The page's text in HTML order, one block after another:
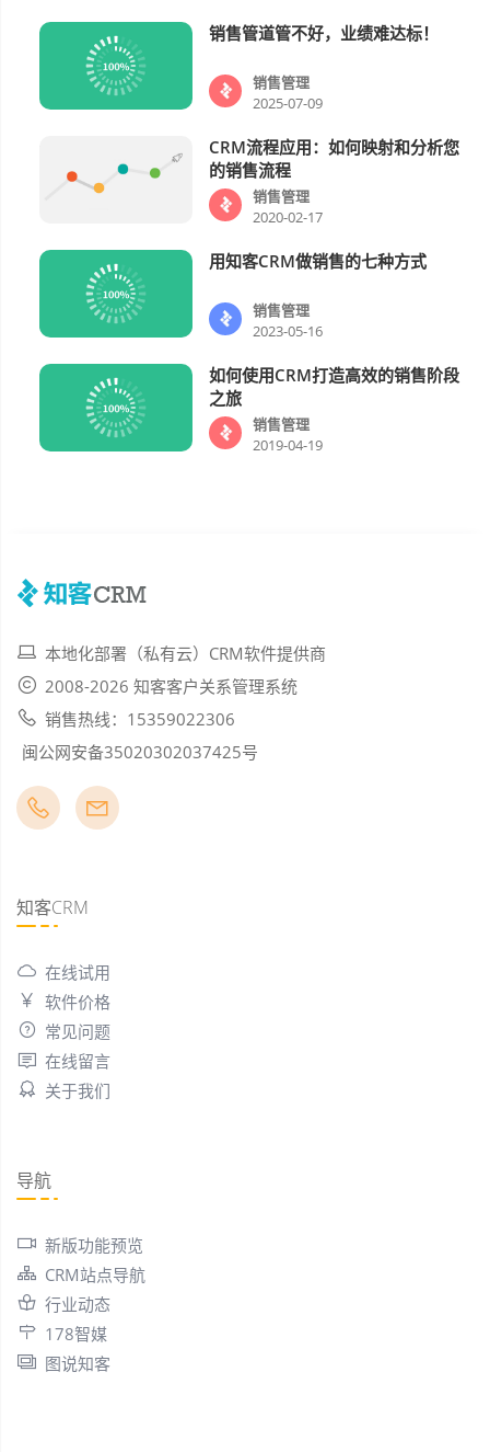
销售管道管不好，业绩难达标！
销售管理
2025-07-09
CRM流程应用：如何映射和分析您
的销售流程
销售管理
2020-02-17
用知客CRM做销售的七种方式
销售管理
2023-05-16
如何使用CRM打造高效的销售阶段
之旅
销售管理
2019-04-19
本地化部署（私有云）CRM软件提供商
2008-2026 知客客户关系管理系统
销售热线：15359022306
闽公网安备35020302037425号
知客CRM
在线试用
软件价格
常见问题
在线留言
关于我们
导航
新版功能预览
CRM站点导航
行业动态
178智媒
图说知客